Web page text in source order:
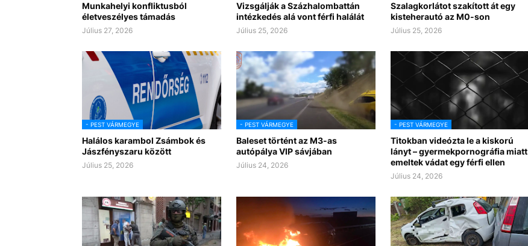
Munkahelyi konfliktusból
életveszélyes támadás
Július 27, 2026
Vizsgálják a Százhalombattán
intézkedés alá vont férfi halálát
Július 25, 2026
Szalagkorlátot szakított át egy
kisteherautó az M0-son
Július 25, 2026
- PEST VÁRMEGYE
Halálos karambol Zsámbok és
Jászfényszaru között
Július 25, 2026
- PEST VÁRMEGYE
Baleset történt az M3-as
autópálya VIP sávjában
Július 24, 2026
- PEST VÁRMEGYE
Titokban videózta le a kiskorú
lányt – gyermekpornográfia miatt
emeltek vádat egy férfi ellen
Július 24, 2026